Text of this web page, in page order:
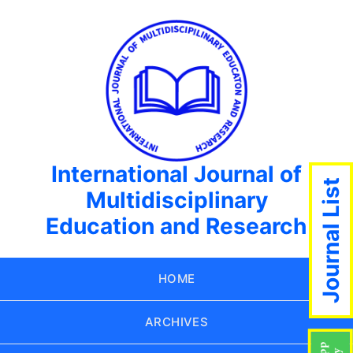
International Journal of
Multidisciplinary
Education and Research
HOME
ARCHIVES
Journal List